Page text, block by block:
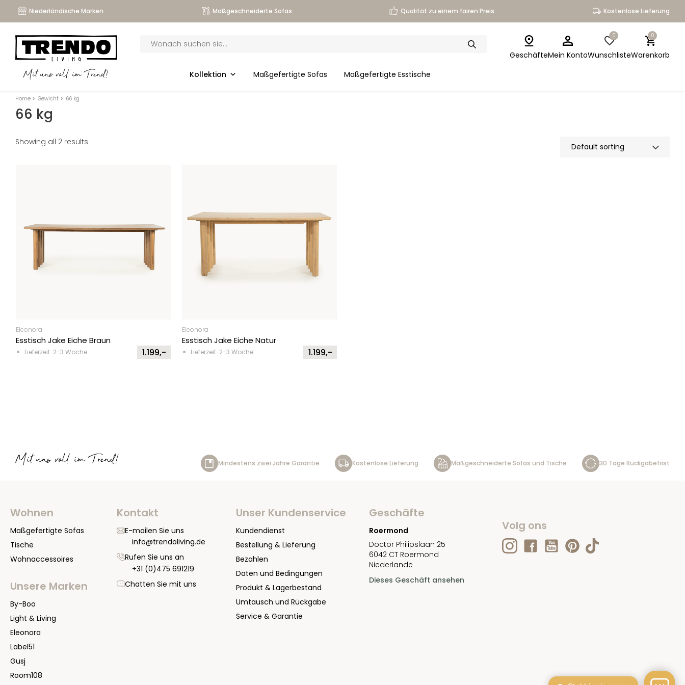
Niederländische Marken Maßgeschneiderte Sofas Qualität zu einem fairen Preis Kostenlose Lieferung
Mit uns voll im Trend!
search
Kollektion Maßgefertigte Sofas Maßgefertigte Esstische
GeschäfteMein Konto
0
Wunschliste
0
Warenkorb
Home > Gewicht > 66 kg
66 kg
Showing all 2 results
Eleonora
Esstisch Jake Eiche Braun
Lieferzeit: 2-3 Woche 1.199,-
Eleonora
Esstisch Jake Eiche Natur
Lieferzeit: 2-3 Woche 1.199,-
Mit uns voll im Trend! Mindestens zwei Jahre Garantie Kostenlose Lieferung Maßgeschneiderte Sofas und Tische 30 Tage Rückgabefrist
Wohnen
Maßgefertigte Sofas
Tische
Wohnaccessoires
Unsere Marken
By-Boo
Light & Living
Eleonora
Label51
Gusj
Room108
Kontakt
E-mailen Sie uns
info@trendoliving.de
Rufen Sie uns an
+31 (0)475 691219
Chatten Sie mit uns
Unser Kundenservice
Kundendienst
Bestellung & Lieferung
Bezahlen
Daten und Bedingungen
Produkt & Lagerbestand
Umtausch und Rückgabe
Service & Garantie
Geschäfte
Roermond
Doctor Philipslaan 25
6042 CT Roermond
Niederlande
Dieses Geschäft ansehen
Volg ons